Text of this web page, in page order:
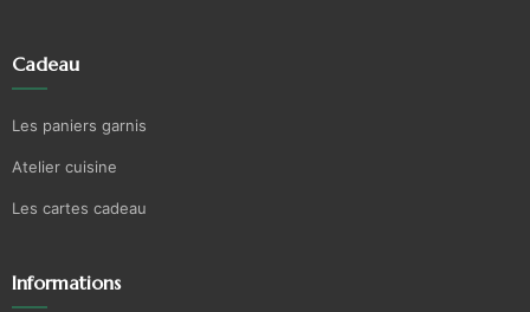
Cadeau
Les paniers garnis
Atelier cuisine
Les cartes cadeau
Informations